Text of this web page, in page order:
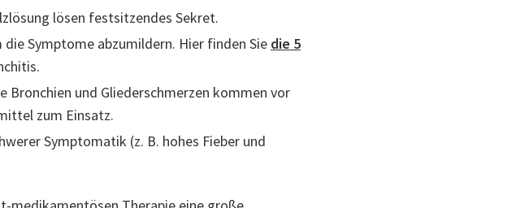
lösen festsitzendes Sekret.
Symptome abzumildern. Hier finden Sie die 5
Bronchien und Gliederschmerzen kommen vor
zum Einsatz.
Symptomatik (z. B. hohes Fieber und